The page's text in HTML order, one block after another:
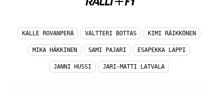
KALLE ROVANPERÄ VALTTERI BOTTAS KIMI RÄIKKÖNEN
MIKA HÄKKINEN SAMI PAJARI ESAPEKKA LAPPI
JANNI HUSSI JARI-MATTI LATVALA